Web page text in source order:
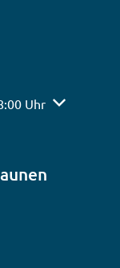
Schließzeiten
Uhr